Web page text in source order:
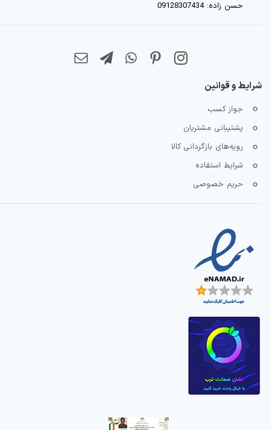
حسن زاده: 09128307434
شرایط و قوانین
جواز کسب
پشتیبانی مشتریان
رویه‌های بازگردانی کالا
شرایط استفاده
حریم خصوصی